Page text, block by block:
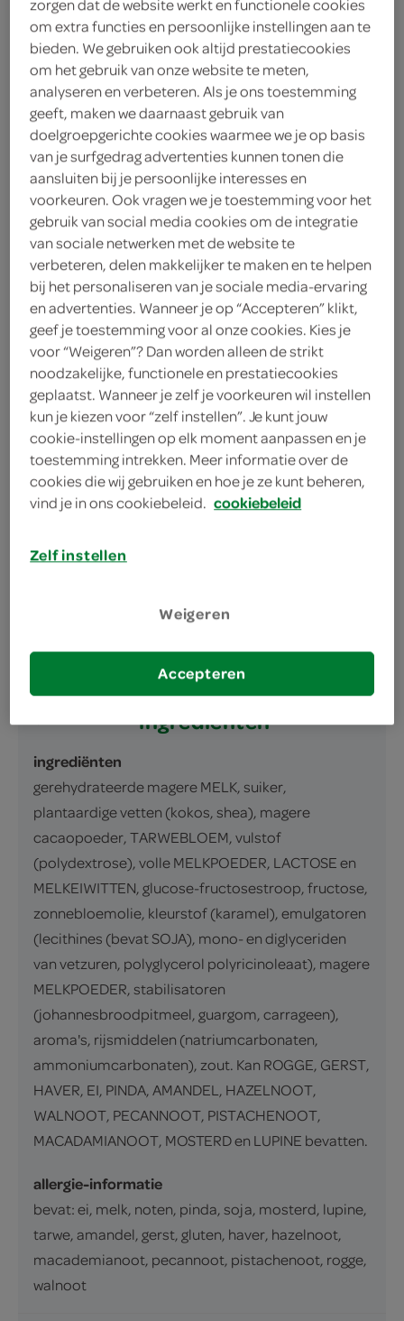
Ola chocolate & cookies
smaak
Ola
62 Milliliter
Let op: aanbiedingen zijn niet zichtbaar bij de
producten, maar worden wél automatisch
verwerkt in de winkelmand.
omschrijving
(35%) en stukken magere cacaokoekjes
ingrediënten
ingrediënten
gerehydrateerde magere MELK, suiker,
plantaardige vetten (kokos, shea), magere
cacaopoeder, TARWEBLOEM, vulstof
(polydextrose), volle MELKPOEDER, LACTOSE en
MELKEIWITTEN, glucose-fructosestroop, fructose,
zonnebloemolie, kleurstof (karamel), emulgatoren
(lecithines (bevat SOJA), mono- en diglyceriden
van vetzuren, polyglycerol polyricinoleaat), magere
MELKPOEDER, stabilisatoren
(johannesbroodpitmeel, guargom, carrageen),
aroma's, rijsmiddelen (natriumcarbonaten,
ammoniumcarbonaten), zout. Kan ROGGE, GERST,
HAVER, EI, PINDA, AMANDEL, HAZELNOOT,
WALNOOT, PECANNOOT, PISTACHENOOT,
MACADAMIANOOT, MOSTERD en LUPINE bevatten.
allergie-informatie
bevat: ei, melk, noten, pinda, soja, mosterd, lupine,
tarwe, amandel, gerst, gluten, haver, hazelnoot,
macademianoot, pecannoot, pistachenoot, rogge,
walnoot
zorgen dat de website werkt en functionele cookies
om extra functies en persoonlijke instellingen aan te
bieden. We gebruiken ook altijd prestatiecookies
om het gebruik van onze website te meten,
analyseren en verbeteren. Als je ons toestemming
geeft, maken we daarnaast gebruik van
doelgroepgerichte cookies waarmee we je op basis
van je surfgedrag advertenties kunnen tonen die
aansluiten bij je persoonlijke interesses en
voorkeuren. Ook vragen we je toestemming voor het
gebruik van social media cookies om de integratie
van sociale netwerken met de website te
verbeteren, delen makkelijker te maken en te helpen
bij het personaliseren van je sociale media-ervaring
en advertenties. Wanneer je op “Accepteren” klikt,
geef je toestemming voor al onze cookies. Kies je
voor “Weigeren”? Dan worden alleen de strikt
noodzakelijke, functionele en prestatiecookies
geplaatst. Wanneer je zelf je voorkeuren wil instellen
kun je kiezen voor “zelf instellen”. Je kunt jouw
cookie-instellingen op elk moment aanpassen en je
toestemming intrekken. Meer informatie over de
cookies die wij gebruiken en hoe je ze kunt beheren,
vind je in ons cookiebeleid. cookiebeleid
Zelf instellen
Weigeren
Accepteren